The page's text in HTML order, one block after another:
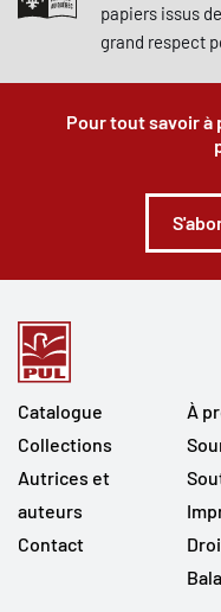
papiers issus
grand respect
Pour tout savoir
Catalogue
Collections
Autrices et
auteurs
Contact
À